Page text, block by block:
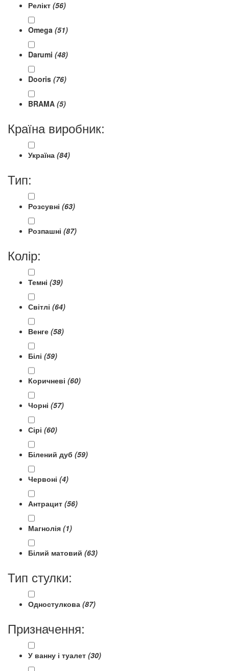
Релікт (56)
Omega (51)
Darumi (48)
Dooris (76)
BRAMA (5)
Країна виробник:
Україна (84)
Тип:
Розсувні (63)
Розпашні (87)
Колір:
Темні (39)
Світлі (64)
Венге (58)
Білі (59)
Коричневі (60)
Чорні (57)
Сірі (60)
Білений дуб (59)
Червоні (4)
Антрацит (56)
Магнолія (1)
Білий матовий (63)
Тип стулки:
Одностулкова (87)
Призначення:
У ванну і туалет (30)